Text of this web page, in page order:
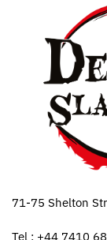
71-75 Shelton
Tel : +44 7410